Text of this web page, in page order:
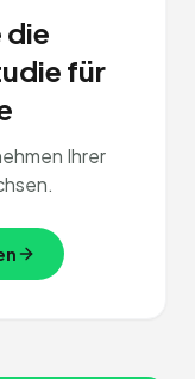
die
für
Ihrer